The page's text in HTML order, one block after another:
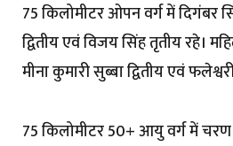
75 किलोमीटर ओपन वर्ग में दिगंबर
द्वितीय एवं विजय सिंह तृतीय रहे।
मीना कुमारी सुब्बा द्वितीय एवं
75 किलोमीटर 50+ आयु वर्ग में